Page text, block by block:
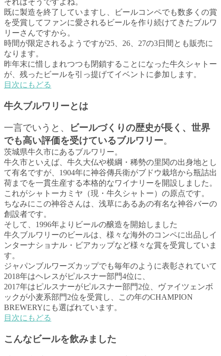
既に製造を終了していますし、ビールコンペでも数多くの賞
を受賞してファンに愛されるビールを作り続けてきたブルワ
リーさんですから。
時間が限定されるようですが25、26、27の3日間とも販売に
なります。
昨年末に惜しまれつつも閉鎖することになった牛久シャトー
が、残ったビールを引っ提げてイベントに参加します。
目次にもどる
牛久ブルワリーとは
一言でいうと、
ビールづくりの歴史が長く、世界
でも高い評価を受けているブルワリー。
茨城県牛久市にあるブルワリー。
牛久市といえば、牛久大仏や横綱・稀勢の里関の出身地とし
て有名ですが、1904年に神谷傳兵衛がブドウ栽培から瓶詰出
荷までを一貫生産する本格的なワイナリーを開設しました。
これがシャトーカミヤ（現・牛久シャトー）の原点です。
ちなみにこの神谷さんは、浅草にあるあの有名な神谷バーの
創設者です。
そして、1996年よりビールの醸造を開始しました
牛久ブルワリーのビールは、様々な海外のコンペに出品しイ
ンターナショナル・ビアカップなど様々な賞を受賞していま
す。
ジャパンブルワーズカップでも毎年のように表彰されていて
2018年はヘレスがピルスナー部門4位に、
2017年はピルスナーがピルスナー部門2位、ヴァイツェンボ
ックが小麦系部門2位を受賞し、この年のCHAMPION
BREWERYにも選ばれています。
目次にもどる
こんなビールを飲みました